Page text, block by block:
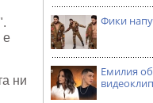
е
ни
Фики
Емилия